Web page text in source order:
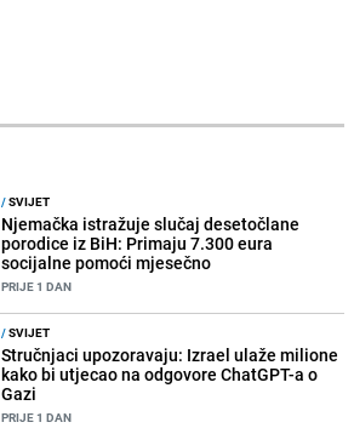
/SVIJET
Njemačka istražuje slučaj desetočlane
porodice iz BiH: Primaju 7.300 eura
socijalne pomoći mjesečno
PRIJE 1 DAN
/SVIJET
Stručnjaci upozoravaju: Izrael ulaže milione
kako bi utjecao na odgovore ChatGPT-a o
Gazi
PRIJE 1 DAN